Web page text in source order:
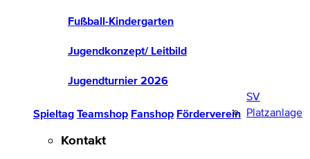
Fußball-Kindergarten
Jugendkonzept/ Leitbild
Jugendturnier 2026
Spieltag Teamshop Fanshop Förderverein
SV
Platzanlage
Kontakt